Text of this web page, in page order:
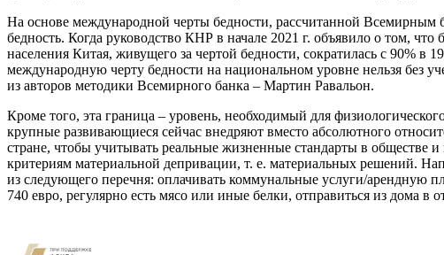
На основе международной черты бедности, рассчитанной Всемирным
бедность. Когда руководство КНР в начале 2021 г. объявило о том,
населения Китая, живущего за чертой бедности, сократилась с 90% в
международную черту бедности на национальном уровне нельзя без
из авторов методики Всемирного банка – Мартин Равальон.
Кроме того, эта граница – уровень, необходимый для
крупные развивающиеся сейчас внедряют вместо абсолютного
стране, чтобы учитывать реальные жизненные стандарты в
критериям материальной депривации, т. е. материальных решений.
из следующего перечня: оплачивать коммунальные услуги/арендную
740 евро, регулярно есть мясо или иные белки, отправиться из дома